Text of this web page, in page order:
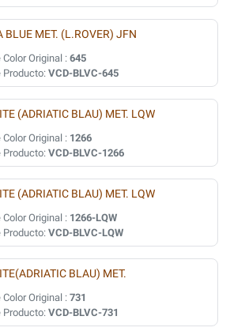
BLUE MET. (L.ROVER) JFN
Color Original : 645
Producto: VCD-BLVC-645
(ADRIATIC BLAU) MET. LQW
Color Original : 1266
Producto: VCD-BLVC-1266
(ADRIATIC BLAU) MET. LQW
Color Original : 1266-LQW
Producto: VCD-BLVC-LQW
BLAU) MET.
Color Original : 731
Producto: VCD-BLVC-731